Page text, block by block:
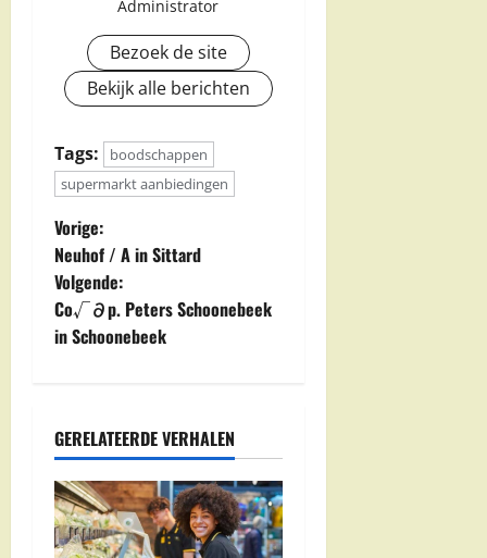
Administrator
Bezoek de site
Bekijk alle berichten
Tags:
boodschappen
supermarkt aanbiedingen
B
e
r
c
h
t
Vorige:
Neuhof / A in Sittard
Volgende:
Co√∂p. Peters Schoonebeek
in Schoonebeek
GERELATEERDE VERHALEN